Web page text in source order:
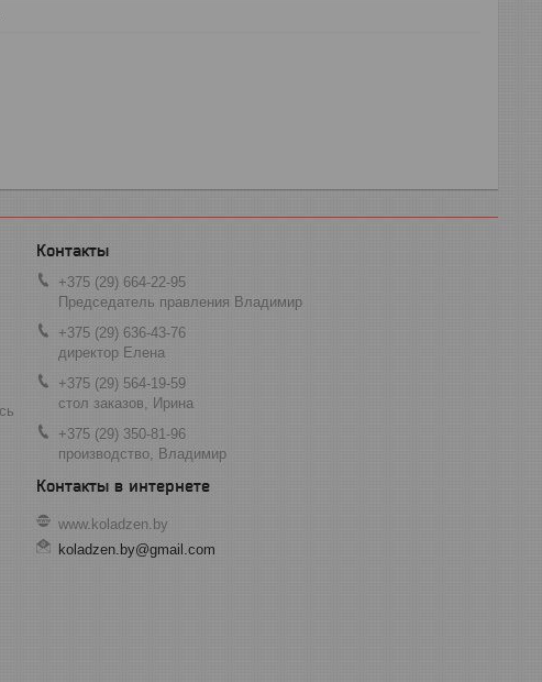
+375 (29) 664-22-95
Председатель правления Владимир
+375 (29) 636-43-76
директор Елена
+375 (29) 564-19-59
стол заказов, Ирина
+375 (29) 350-81-96
производство, Владимир
www.koladzen.by
koladzen.by@gmail.com